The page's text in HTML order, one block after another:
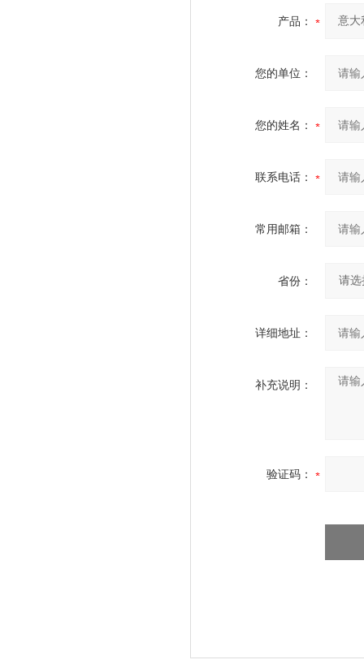
产品：
您的单位：
您的姓名：
联系电话：
常用邮箱：
省份：
详细地址：
补充说明：
验证码：